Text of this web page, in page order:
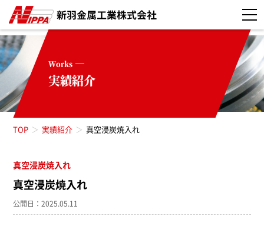
Works
実績紹介
TOP 実績紹介 真空浸炭焼入れ
真空浸炭焼入れ
真空浸炭焼入れ
公開日：2025.05.11